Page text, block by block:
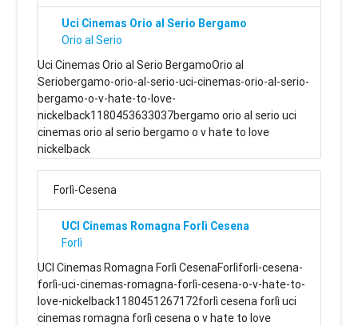
Uci Cinemas Orio al Serio Bergamo
Orio al Serio
Uci Cinemas Orio al Serio BergamoOrio al
Seriobergamo-orio-al-serio-uci-cinemas-orio-al-serio-
bergamo-o-v-hate-to-love-
nickelback1180453633037bergamo orio al serio uci
cinemas orio al serio bergamo o v hate to love
nickelback
Forlì-Cesena
UCI Cinemas Romagna Forlì Cesena
Forlì
UCI Cinemas Romagna Forlì CesenaForlìforlì-cesena-
forlì-uci-cinemas-romagna-forlì-cesena-o-v-hate-to-
love-nickelback1180451267172forlì cesena forlì uci
cinemas romagna forlì cesena o v hate to love